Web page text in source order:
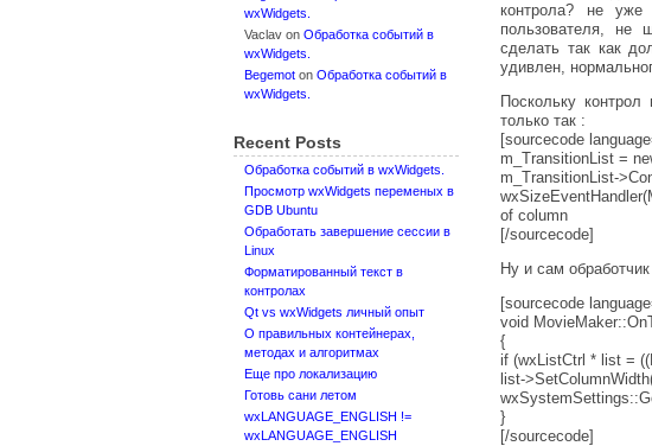
wxWidgets.
Vaclav on Обработка событий в
wxWidgets.
Begemot on Обработка событий в
wxWidgets.
Recent Posts
Обработка событий в wxWidgets.
Просмотр wxWidgets переменых в
GDB Ubuntu
Обработать завершение сессии в
Linux
Форматированный текст в
контролах
Qt vs wxWidgets личный опыт
О правильных контейнерах,
методах и алгоритмах
Еще про локализацию
Готовь сани летом
wxLANGUAGE_ENGLISH !=
wxLANGUAGE_ENGLISH
контрола? не
пользователя, не
сделать так как
удивлен,
Поскольку
только так :
[sourcecode
m_TransitionList =
m_TransitionList-
of column
[/sourcecode]
Ну и сам
[sourcecode
void
{
if (wxListCtrl * list =
list-
}
[/sourcecode]